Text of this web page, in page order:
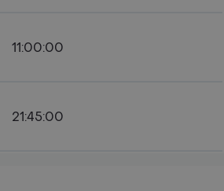
11:00:00
21:45:00